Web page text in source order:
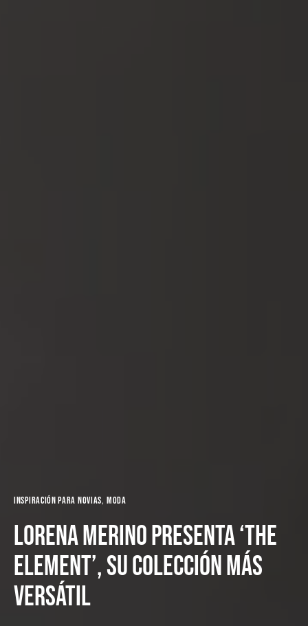
Inspiración para novias Moda
Lorena Merino presenta ‘The
Element’, su colección más
versátil